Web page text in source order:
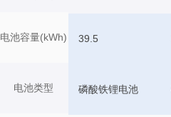
电池容量(kWh)
电池类型
39.5
磷酸铁锂电池